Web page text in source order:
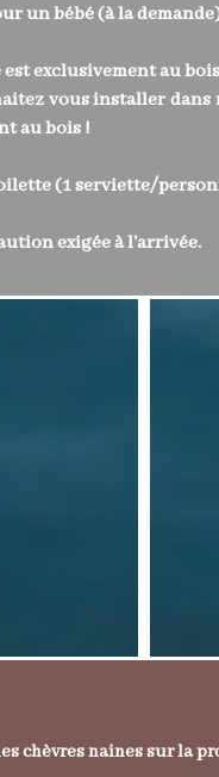
un bébé (à la
est exclusivement au
vous installer
au bois !
(1 serviette/
exigée à l'arrivée.
chèvres naines sur la